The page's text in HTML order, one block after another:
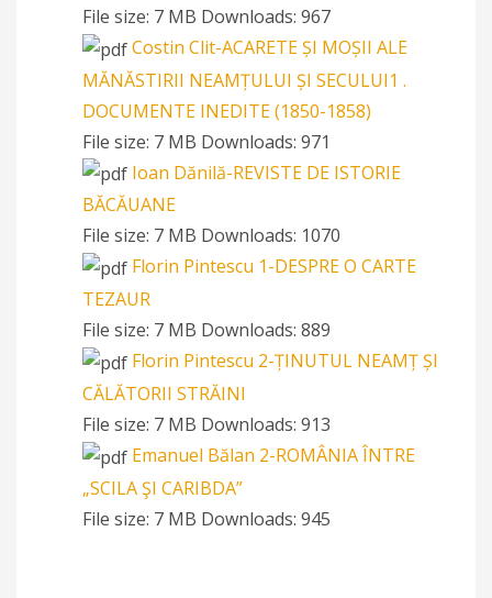
File size: 7 MB Downloads: 967
Costin Clit-ACARETE ȘI MOȘII ALE
MĂNĂSTIRII NEAMȚULUI ȘI SECULUI1 .
DOCUMENTE INEDITE (1850-1858)
File size: 7 MB Downloads: 971
Ioan Dănilă-REVISTE DE ISTORIE
BĂCĂUANE
File size: 7 MB Downloads: 1070
Florin Pintescu 1-DESPRE O CARTE
TEZAUR
File size: 7 MB Downloads: 889
Florin Pintescu 2-ȚINUTUL NEAMȚ ȘI
CĂLĂTORII STRĂINI
File size: 7 MB Downloads: 913
Emanuel Bălan 2-ROMÂNIA ÎNTRE
„SCILA ŞI CARIBDA”
File size: 7 MB Downloads: 945